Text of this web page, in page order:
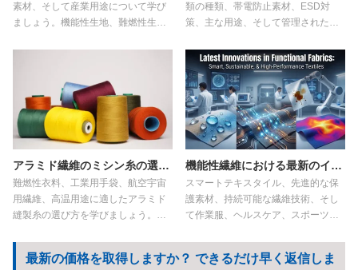
素材、そして産業用途について学び
ましょう。機能性生地、難燃性生
類の種類、帯電防止素材、ESD対
策、主な用途、そして管理された環
選び方など、あらゆることを学びま
しょう。
アラミド繊維のミシン糸の選び方
難燃性衣料、工業用手袋、航空宇宙
用繊維、高温用途に適したアラミド
縫製糸の選び方を学びましょう。メ
タマイズオプションについて解説し
機能性繊維における最新のイノベーションを探る
スマートテキスタイル、先進的な保
護素材、持続可能な繊維技術、そし
て作業服、ヘルスケア、スポーツウ
繊維がどのように産業を変革してい
最新の価格を取得しますか？ できるだけ早く返信しま